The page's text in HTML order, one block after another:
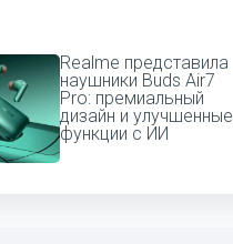
Realme представила
наушники Buds Air7
Pro: премиальный
дизайн и улучшенные
функции с ИИ